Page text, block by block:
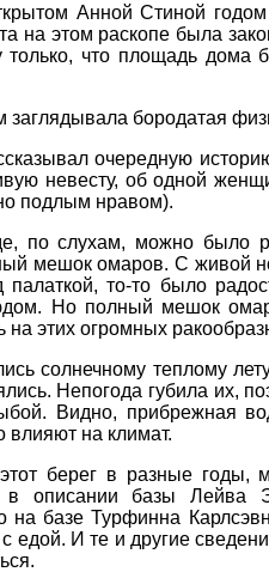
Анной Стиной
на этом раскопе была
только, что площадь дома
заглядывала бородатая
очередную
невесту, об одной
подлым нравом).
по слухам, можно было
мешок омаров. С живой
то-то было
Но полный мешок
этих огромных
солнечному теплому
Непогода губила их,
Видно, прибрежная
влияют на климат.
берег в разные годы,
описании базы Лейва
базе Турфинна
едой. И те и другие